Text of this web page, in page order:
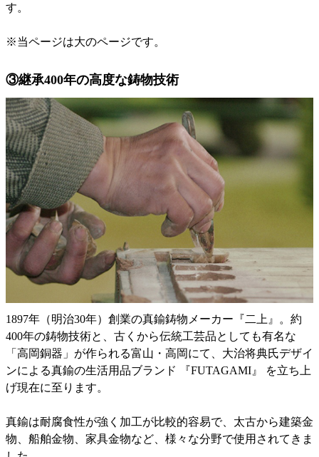
す。
※当ページは大のページです。
③継承400年の高度な鋳物技術
1897年（明治30年）創業の真鍮鋳物メーカー『二上』。約
400年の鋳物技術と、古くから伝統工芸品としても有名な
「高岡銅器」が作られる富山・高岡にて、大治将典氏デザイ
ンによる真鍮の生活用品ブランド 『FUTAGAMI』 を立ち上
げ現在に至ります。
真鍮は耐腐食性が強く加工が比較的容易で、太古から建築金
物、船舶金物、家具金物など、様々な分野で使用されてきま